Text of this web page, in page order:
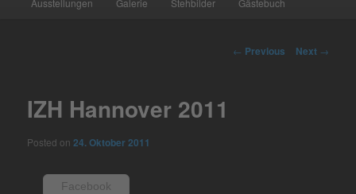
Post
← Previous Next →
IZH Hannover 2011
Posted on24. Oktober 2011
Facebook